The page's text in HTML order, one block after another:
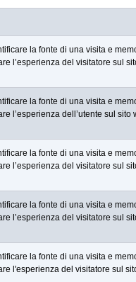
la fonte di una visita e
l’esperienza del visitatore sul
la fonte di una visita e
l’esperienza dell’utente sul sito
la fonte di una visita e
l’esperienza del visitatore sul
la fonte di una visita e
l’esperienza del visitatore sul
la fonte di una visita e
l'esperienza del visitatore sul